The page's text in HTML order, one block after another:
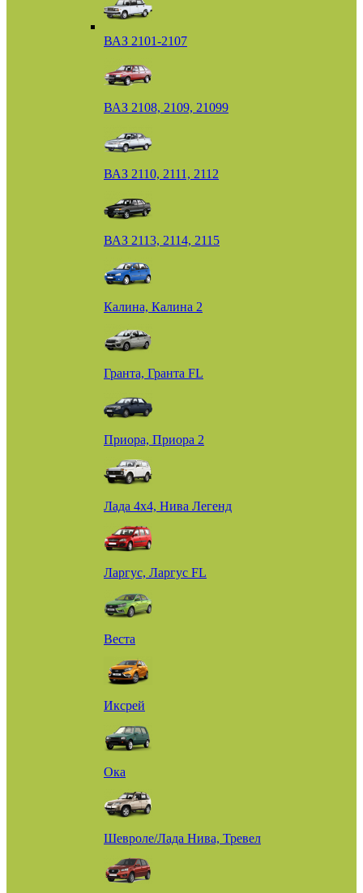
ВАЗ 2101-2107
ВАЗ 2108, 2109, 21099
ВАЗ 2110, 2111, 2112
ВАЗ 2113, 2114, 2115
Калина, Калина 2
Гранта, Гранта FL
Приора, Приора 2
Лада 4х4, Нива Легенд
Ларгус, Ларгус FL
Веста
Иксрей
Ока
Шевроле/Лада Нива, Тревел